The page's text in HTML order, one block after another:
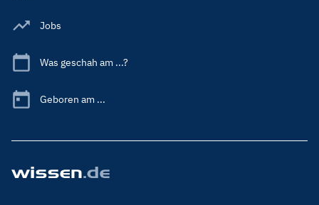
Jobs
Was geschah am ...?
Geboren am ...